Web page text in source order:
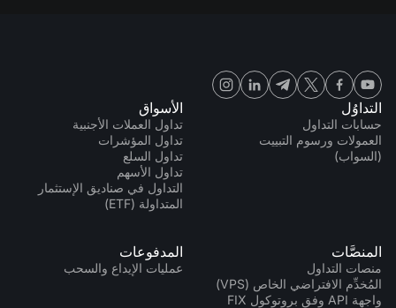
التداوُل
حسابات التداول
العمولات ورسوم التبييت
(السواب)
الأسواق
تداول العملات الأجنبية
تداول المؤشرات
تداول السلع
تداول الأسهم
التداول في صناديق الإستثمار
المتداولة (ETF)
المنصَّات
منصات التداول
المُخدِّم الافتراضي الخاص (VPS)
واجهة API وفق بروتوكول FIX
المدفوعات
عمليات الإيداع والسحب